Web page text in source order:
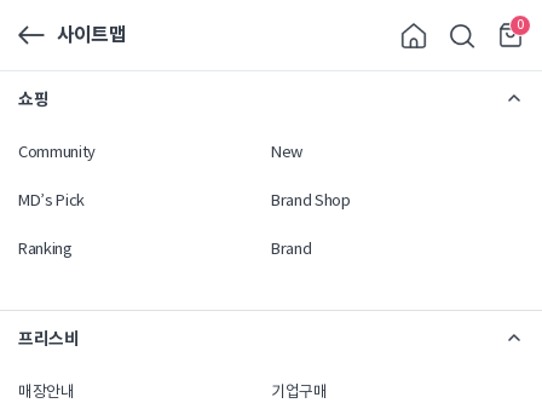
사이트맵 0
쇼핑
Community New
MD’s Pick Brand Shop
Ranking Brand
프리스비
매장안내 기업구매